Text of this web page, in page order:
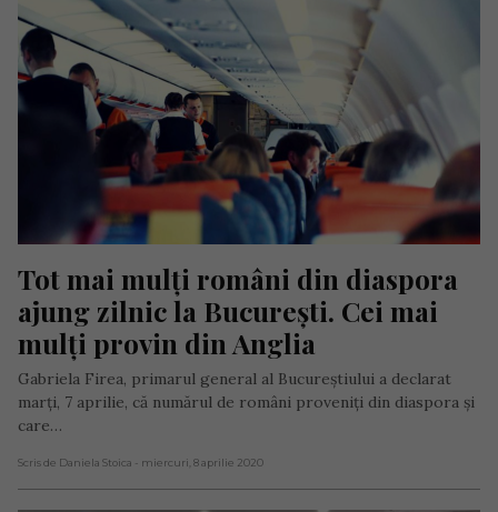
Tot mai mulți români din diaspora
ajung zilnic la București. Cei mai
mulți provin din Anglia
Gabriela Firea, primarul general al Bucureștiului a declarat
marți, 7 aprilie, că numărul de români proveniţi din diaspora şi
care…
Scris de Daniela Stoica - miercuri, 8 aprilie 2020